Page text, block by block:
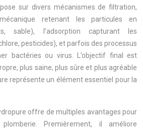
sur divers mécanismes de filtration,
retenant les particules en
sable), l’adsorption capturant les
pesticides), et parfois des processus
bactéries ou virus. L’objectif final est
plus saine, plus sûre et plus agréable
représente un élément essentiel pour la
offre de multiples avantages pour
Premièrement, il améliore